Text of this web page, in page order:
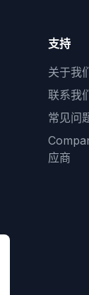
支持
关于我
联系我
常见问
应商